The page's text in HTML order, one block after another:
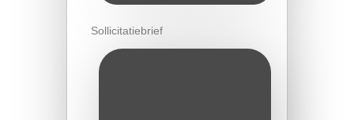
Sollicitatiebrief